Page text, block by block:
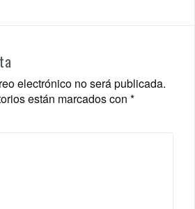
electrónico no será publicada.
están marcados con *